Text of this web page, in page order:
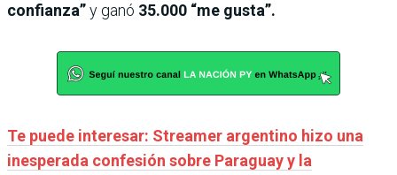
confianza”y ganó 35.000 “me gusta”.
Te puede interesar: Streamer argentino hizo una
inesperada confesión sobre Paraguay y la